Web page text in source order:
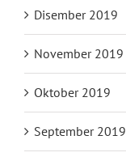
Disember 2019
November 2019
Oktober 2019
September 2019